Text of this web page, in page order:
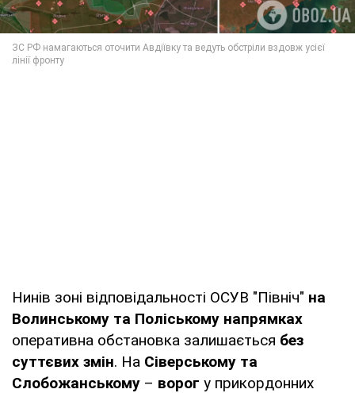
Нинів зоні відповідальності ОСУВ "Північ" на
Волинському та Поліському напрямках
оперативна обстановка залишається без
суттєвих змін. На Сіверському та
Слобожанському – ворог у прикордонних